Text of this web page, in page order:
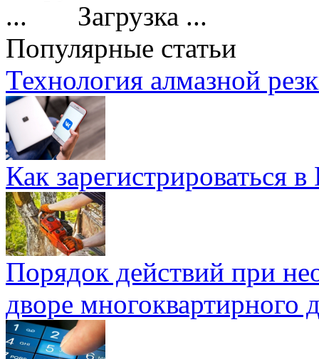
Загрузка ...
Популярные статьи
Технология алмазной
Как зарегистрироваться
Порядок действий при
дворе многоквартирного